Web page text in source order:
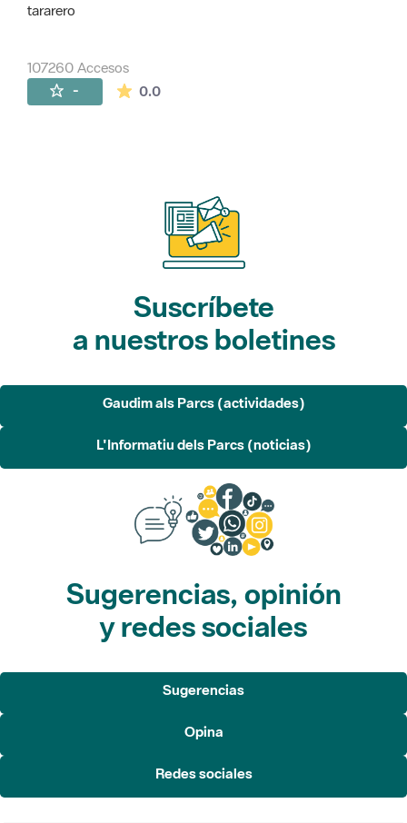
tararero
107260 Accesos
- 0.0La valoración media es de 0 estrellas de
Suscríbete
a nuestros boletines
Gaudim als Parcs (actividades)
L'Informatiu dels Parcs (noticias)
Sugerencias, opinión
y redes sociales
Sugerencias
Opina
Redes sociales